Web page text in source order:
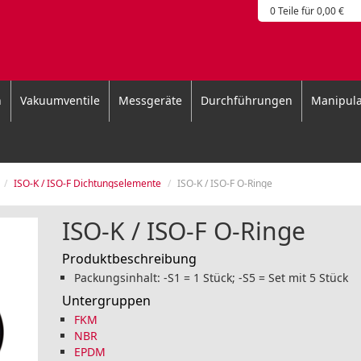
0 Teile für 0,00 €
Vakuumventile Messgeräte Durchführungen
ISO-K / ISO-F Dichtungselemente ISO-K / ISO-F O-Ringe
ISO-K / ISO-F O-Ringe
Produktbeschreibung
Packungsinhalt: -S1 = 1 Stück; -S5 = Set mit 5 Stück
Untergruppen
FKM
NBR
EPDM